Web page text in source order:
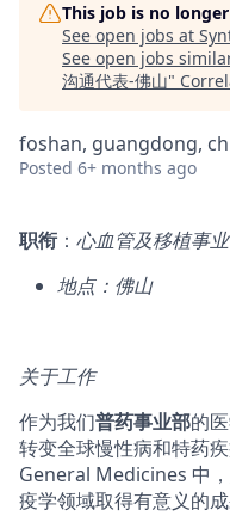
This job is no
See open jobs at
See open jobs
沟通代表-佛山"
foshan, guangdong,
Posted 6+ months ago
职衔 ： 心血管及移植事
地点：佛山
关于工作
作为我们普药事业部的
转变全球慢性病和特药
General Medicines 中
疫学领域取得有意义的